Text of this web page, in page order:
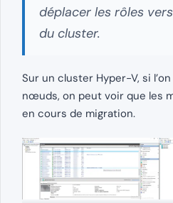
déplacer les rôles
du cluster.
Sur un cluster Hyper-V, si
nœuds, on peut voir que les
en cours de migration.